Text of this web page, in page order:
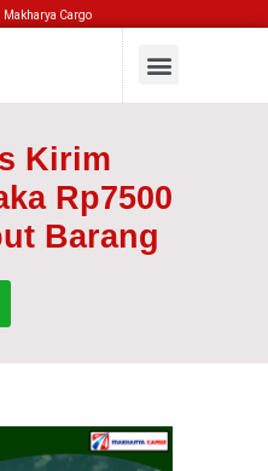
Makharya Cargo
Kirim
Rp7500
Barang